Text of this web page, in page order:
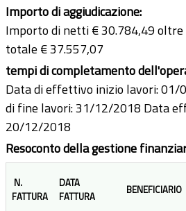
Importo di aggiudicazione:
Importo di netti € 30.784,49 oltre
totale € 37.557,07
tempi di completamento
Data di effettivo inizio lavori:
di fine lavori: 31/12/2018 Data
20/12/2018
Resoconto della gestione
N.
FATTURA
DATA
FATTURA
BENEFICIARIO